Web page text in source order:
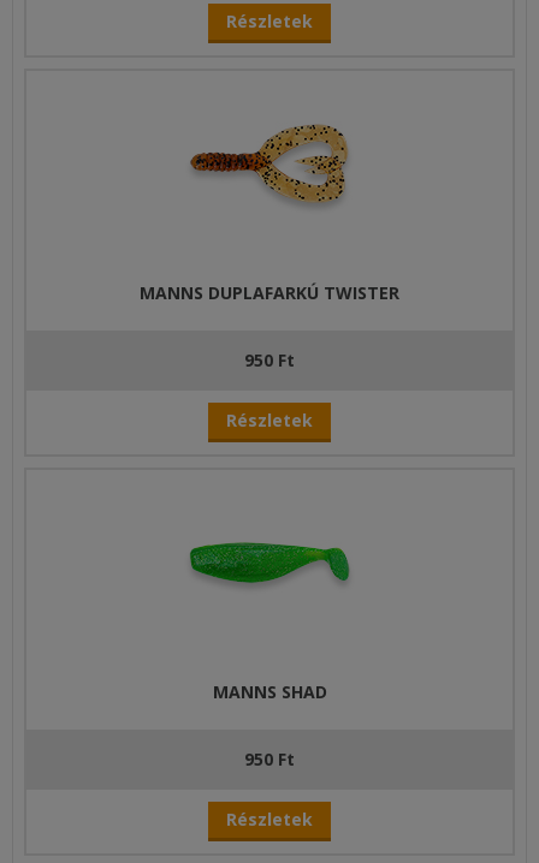
Részletek
MANNS DUPLAFARKÚ TWISTER
950 Ft
Részletek
MANNS SHAD
950 Ft
Részletek